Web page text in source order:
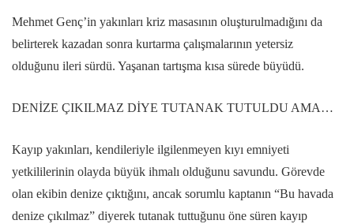
Mehmet Genç’in yakınları kriz masasının oluşturulmadığını da
belirterek kazadan sonra kurtarma çalışmalarının yetersiz
olduğunu ileri sürdü. Yaşanan tartışma kısa sürede büyüdü.
DENİZE ÇIKILMAZ DİYE TUTANAK TUTULDU AMA…
Kayıp yakınları, kendileriyle ilgilenmeyen kıyı emniyeti
yetkililerinin olayda büyük ihmalı olduğunu savundu. Görevde
olan ekibin denize çıktığını, ancak sorumlu kaptanın “Bu havada
denize çıkılmaz” diyerek tutanak tuttuğunu öne süren kayıp